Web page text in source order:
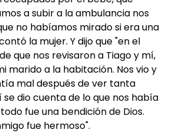
a subir a la ambulancia nos
no habíamos mirado si era una
la mujer. Y dijo que "en el
que nos revisaron a Tiago y mí,
marido a la habitación. Nos vio y
mal después de ver tanta
se dio cuenta de lo que nos había
fue una bendición de Dios.
fue hermoso".